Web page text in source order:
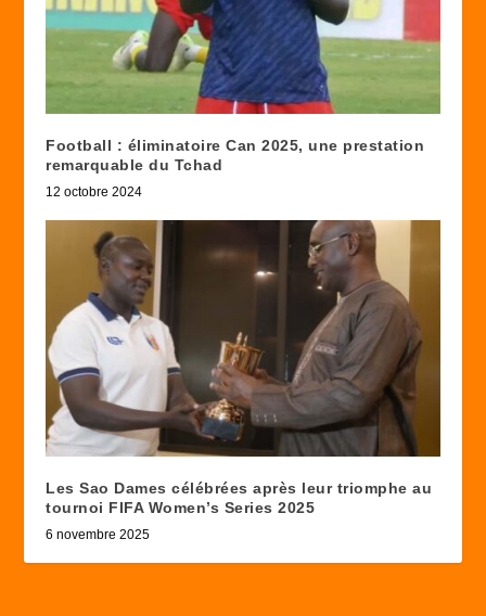
Football : éliminatoire Can 2025, une prestation
remarquable du Tchad
12 octobre 2024
Les Sao Dames célébrées après leur triomphe au
tournoi FIFA Women’s Series 2025
6 novembre 2025